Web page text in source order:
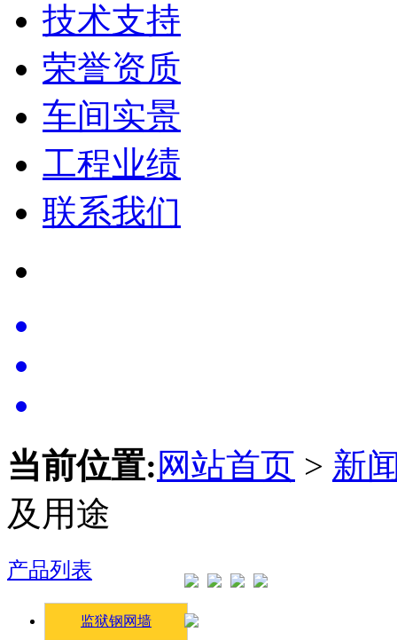
技术支持
荣誉资质
车间实景
工程业绩
联系我们
当前位置: 网站首页 > 新
及用途
产品列表
监狱钢网墙